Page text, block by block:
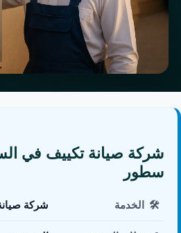
شركة صيانة تكييف في
سطور
🛠️ الخدمة شركة